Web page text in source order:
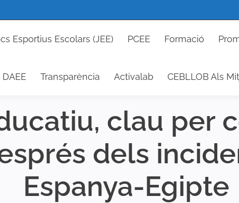
Esportius Escolars (JEE) PCEE Formació
DAEE Transparència Activalab CEBLLOB Als
clau per
dels
Espanya-Egipte